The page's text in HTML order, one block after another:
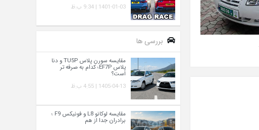
1401-01-03 | 9:34 ب.ظ
بررسی ها
مقایسه سورن پلاس TU5P و دنا
پلاس EF7P؛ کدام به‌ صرفه‌ تر
است؟
1405-04-13 | 4:55 ب.ظ
مقایسه لوکانو L8 و فونیکس F9 ؛
برادران جدا از هم